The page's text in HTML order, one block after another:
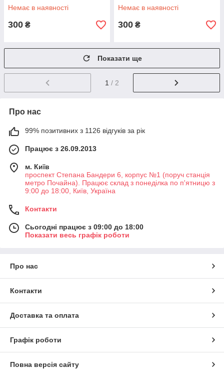
Немає в наявності
300 ₴
Немає в наявності
300 ₴
Показати ще
1 / 2
Про нас
99% позитивних з 1126 відгуків за рік
Працює з 26.09.2013
м. Київ
проспект Степана Бандери 6, корпус №1 (поруч станція
метро Почайна). Працює склад з понеділка по п'ятницю з
9:00 до 18:00, Київ, Україна
Контакти
Сьогодні працює з 09:00 до 18:00
Показати весь графік роботи
Про нас
Контакти
Доставка та оплата
Графік роботи
Повна версія сайту